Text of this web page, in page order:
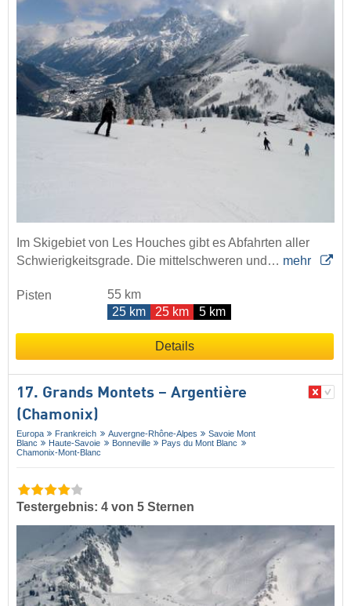
Im Skigebiet von Les Houches gibt es Abfahrten aller
Schwierigkeitsgrade. Die mittelschweren und… mehr
Pisten
55 km
25 km
25 km 5 km
Details
17. Grands Montets – Argentière
(Chamonix)
Europa Frankreich Auvergne-Rhône-Alpes
Savoie Mont
Blanc
Haute-Savoie Bonneville
Pays du Mont Blanc
Chamonix-Mont-Blanc
Testergebnis: 4 von 5 Sternen